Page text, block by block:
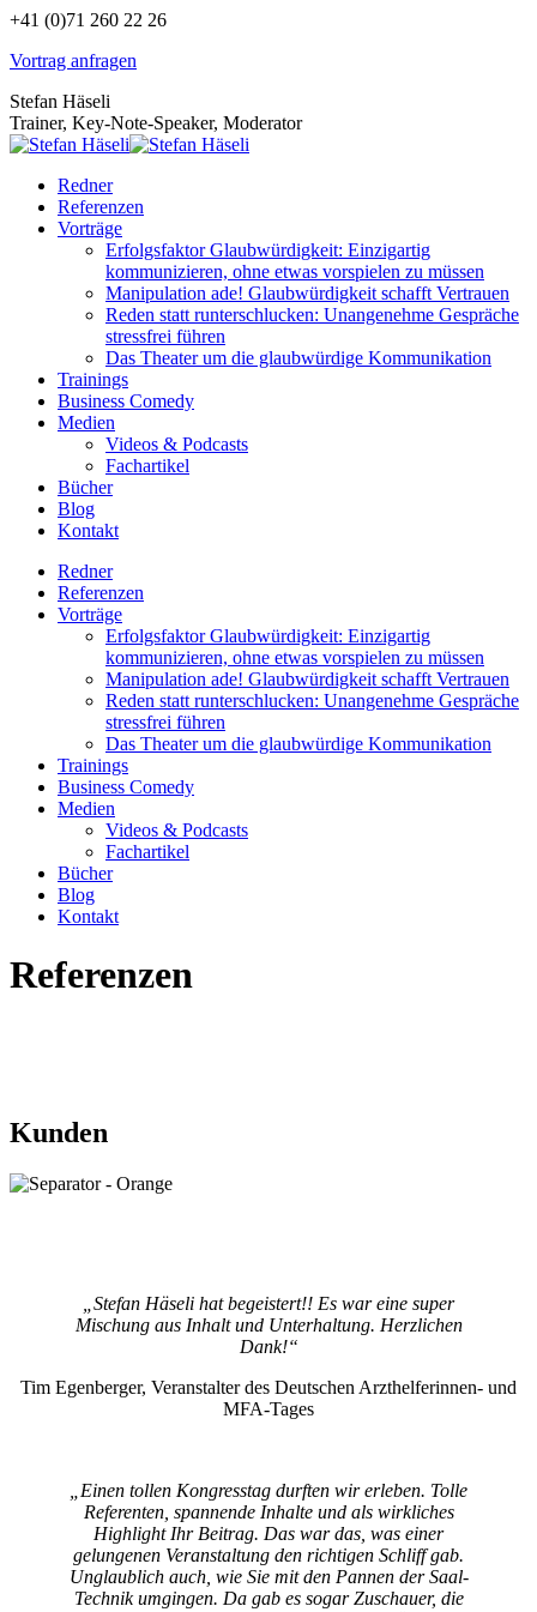
Zum
springen
+41 (0)71 260 22 26
Vortrag anfragen
Stefan Häseli
Trainer, Key-Note-Speaker, Moderator
Redner
Referenzen
Vorträge
Erfolgsfaktor Glaubwürdigkeit: Einzigartig
kommunizieren, ohne etwas vorspielen zu müssen
Manipulation ade! Glaubwürdigkeit schafft Vertrauen
Reden statt runterschlucken: Unangenehme Gespräche
stressfrei führen
Das Theater um die glaubwürdige Kommunikation
Trainings
Business Comedy
Medien
Videos & Podcasts
Fachartikel
Bücher
Blog
Kontakt
Redner
Referenzen
Vorträge
Erfolgsfaktor Glaubwürdigkeit: Einzigartig
kommunizieren, ohne etwas vorspielen zu müssen
Manipulation ade! Glaubwürdigkeit schafft Vertrauen
Reden statt runterschlucken: Unangenehme Gespräche
stressfrei führen
Das Theater um die glaubwürdige Kommunikation
Trainings
Business Comedy
Medien
Videos & Podcasts
Fachartikel
Bücher
Blog
Kontakt
Referenzen
Kunden
„Stefan Häseli hat begeistert!! Es war eine super
Mischung aus Inhalt und Unterhaltung. Herzlichen
Dank!“
Tim Egenberger, Veranstalter des Deutschen Arzthelferinnen- und
MFA-Tages
„Einen tollen Kongresstag durften wir erleben. Tolle
Referenten, spannende Inhalte und als wirkliches
Highlight Ihr Beitrag. Das war das, was einer
gelungenen Veranstaltung den richtigen Schliff gab.
Unglaublich auch, wie Sie mit den Pannen der Saal-
Technik umgingen. Da gab es sogar Zuschauer, die